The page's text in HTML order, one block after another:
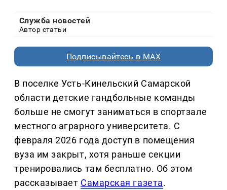
Служба новостей
Автор статьи
Подписывайтесь в MAX
В поселке Усть-Кинельский Самарской
области детские гандбольные команды
больше не смогут заниматься в спортзале
местного аграрного университета. С
февраля 2026 года доступ в помещения
вуза им закрыт, хотя раньше секции
тренировались там бесплатно. Об этом
рассказывает Самарская газета.